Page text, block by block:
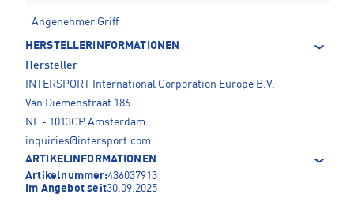
Angenehmer Griff
HERSTELLERINFORMATIONEN
Hersteller
INTERSPORT International Corporation Europe B.V.
Van Diemenstraat 186
NL - 1013CP Amsterdam
inquiries@intersport.com
ARTIKELINFORMATIONEN
Artikelnummer:436037913
Im Angebot seit30.09.2025